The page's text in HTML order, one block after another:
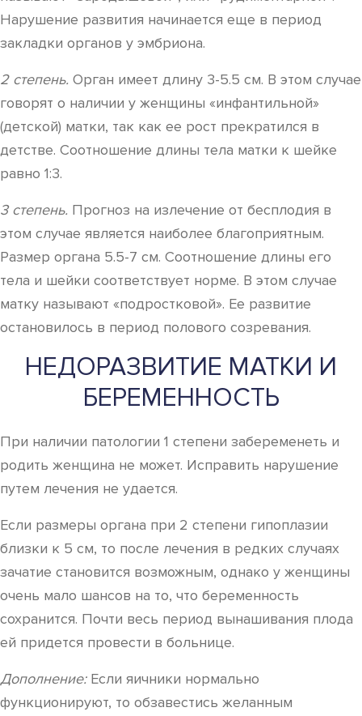
Нарушение развития начинается еще в период
закладки органов у эмбриона.
2 степень. Орган имеет длину 3-5.5 см. В этом случае
говорят о наличии у женщины «инфантильной»
(детской) матки, так как ее рост прекратился в
детстве. Соотношение длины тела матки к шейке
равно 1:3.
3 степень. Прогноз на излечение от бесплодия в
этом случае является наиболее благоприятным.
Размер органа 5.5-7 см. Соотношение длины его
тела и шейки соответствует норме. В этом случае
матку называют «подростковой». Ее развитие
остановилось в период полового созревания.
НЕДОРАЗВИТИЕ МАТКИ И
БЕРЕМЕННОСТЬ
При наличии патологии 1 степени забеременеть и
родить женщина не может. Исправить нарушение
путем лечения не удается.
Если размеры органа при 2 степени гипоплазии
близки к 5 см, то после лечения в редких случаях
зачатие становится возможным, однако у женщины
очень мало шансов на то, что беременность
сохранится. Почти весь период вынашивания плода
ей придется провести в больнице.
Дополнение:Если яичники нормально
функционируют, то обзавестись желанным